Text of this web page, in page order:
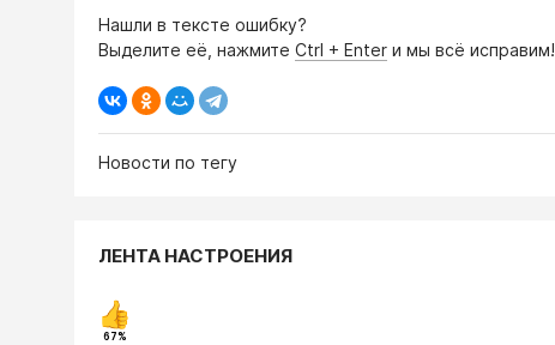
Нашли в тексте ошибку?
Выделите её, нажмите Ctrl + Enter и мы всё исправим!
Новости по тегу
ЛЕНТА НАСТРОЕНИЯ
67%